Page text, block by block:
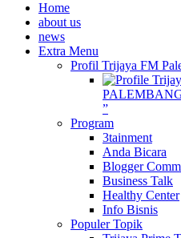
Home
about us
news
Extra Menu
Profil Trijaya FM
”
Program
3tainment
Anda Bicara
Blogger
Business Talk
Healthy Center
Info Bisnis
Populer Topik